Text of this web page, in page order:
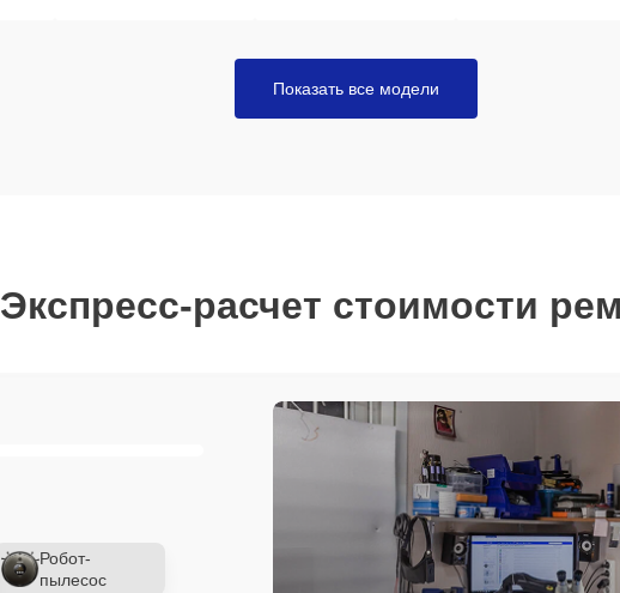
Показать все модели
Экспресс-расчет стоимости
Робот-
пылесос